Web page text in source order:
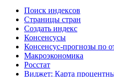
Поиск кредитов
Индексы
Поиск индексов
Страницы стран
Создать индекс
Консенсусы